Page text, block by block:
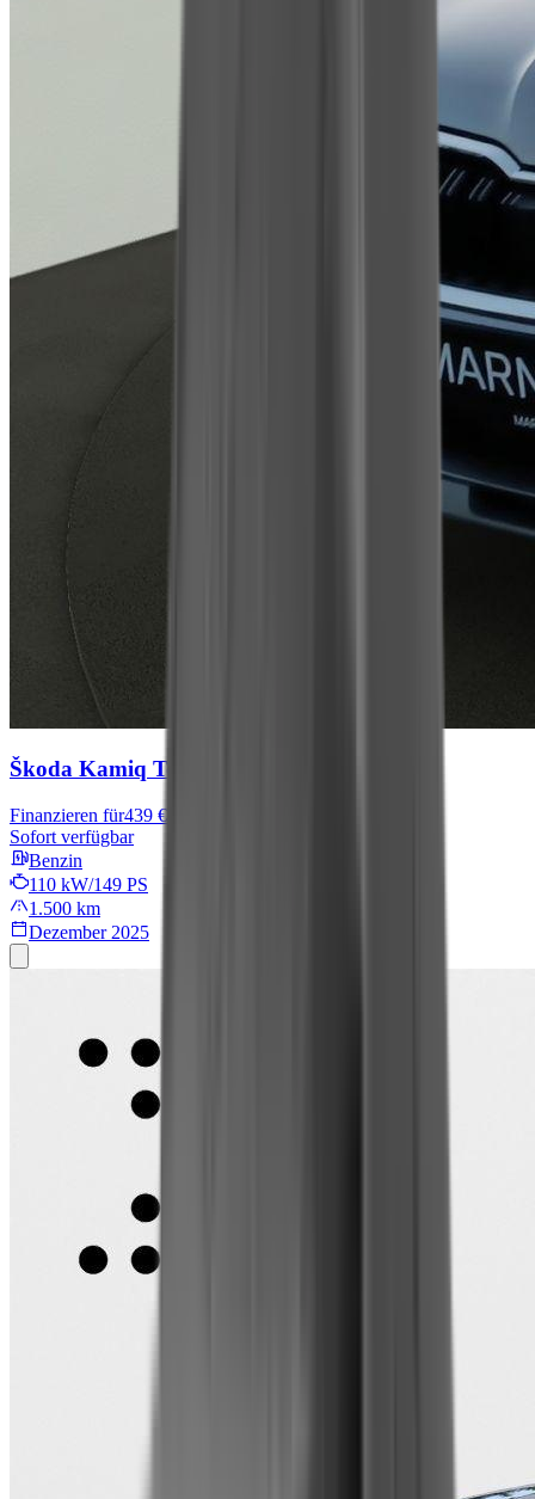
Škoda Kamiq Tour
Finanzieren für439 € mtl.
Sofort verfügbar
Benzin
110 kW/149 PS
1.500 km
Dezember 2025